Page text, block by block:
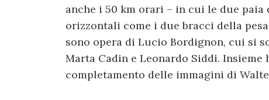
anche i 50 km orari – in cui le due
orizzontali come i due bracci della
sono opera di Lucio Bordignon, cui si
Marta Cadin e Leonardo Siddi.
completamento delle immagini di